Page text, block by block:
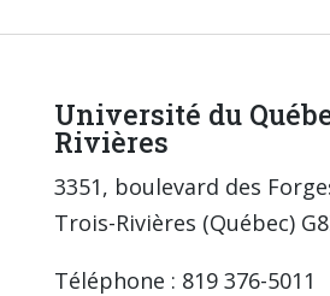
Université du
Rivières
3351, boulevard des
Trois-Rivières (Québec)
Téléphone : 819 376-5011